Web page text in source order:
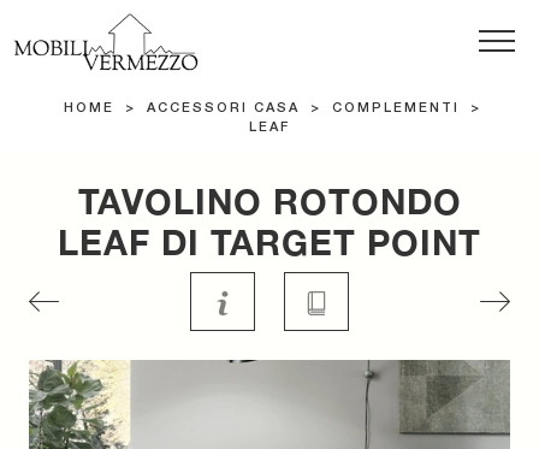
HOME > ACCESSORI CASA > COMPLEMENTI
>
LEAF
TAVOLINO ROTONDO
LEAF DI TARGET POINT